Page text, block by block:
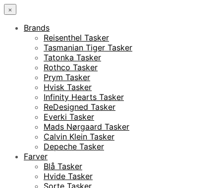
×
Brands
Reisenthel Tasker
Tasmanian Tiger Tasker
Tatonka Tasker
Rothco Tasker
Prym Tasker
Hvisk Tasker
Infinity Hearts Tasker
ReDesigned Tasker
Everki Tasker
Mads Nørgaard Tasker
Calvin Klein Tasker
Depeche Tasker
Farver
Blå Tasker
Hvide Tasker
Sorte Tasker